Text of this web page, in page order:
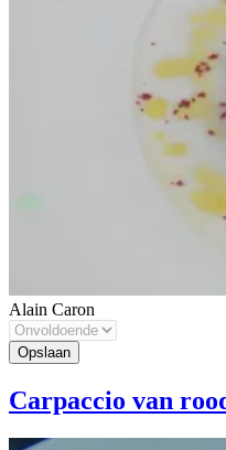
Alain Caron
Carpaccio van